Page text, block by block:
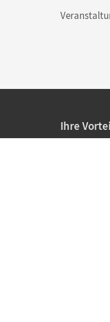
Ihre